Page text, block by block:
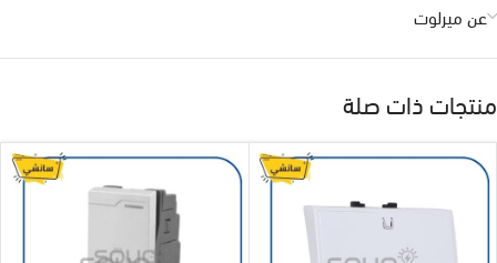
عن ميرلوت
منتجات ذات صلة